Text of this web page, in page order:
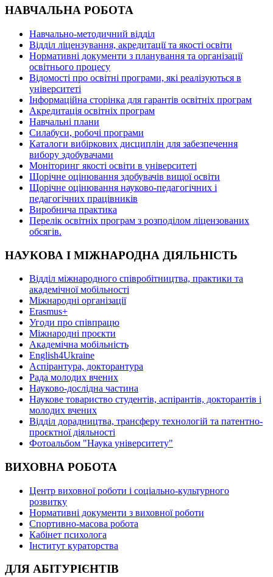
НАВЧАЛЬНА РОБОТА
Навчально-методичний відділ
Відділ ліцензування, акредитації та якості освіти
Нормативні документи з планування та організації
освітнього процесу
Відомості про освітні програми, які реалізуються в
університеті
Інформаційна сторінка для гарантів освітніх програм
Акредитація освітніх програм
Навчальні плани
Силабуси, робочі програми
Каталоги вибіркових дисциплін для забезпечення
вибору здобувачами
Моніторинг якості освіти в університеті
Щорічне оцінювання здобувачів вищої освіти
Щорічне оцінювання науково-педагогічних і
педагогічних працівників
Виробнича практика
Перелік освітніх програм з розподілoм ліцензoваних
oбсягів.
НАУКОВА І МІЖНАРОДНА ДІЯЛЬНІСТЬ
Відділ міжнародного співробітництва, практики та
академічної мобільності
Міжнародні організації
Erasmus+
Угоди про співпрацю
Міжнародні проєкти
Академічна мобільність
English4Ukraine
Аспірантура, докторантура
Рада молодих вчених
Науково-дослідна частина
Наукове товариство студентів, аспірантів, докторантів і
молодих вчених
Відділ дорадництва, трансферу технологій та патентно-
проєктної діяльності
Фотоальбом "Наука університету"
ВИХОВНА РОБОТА
Центр виховної роботи і соціально-культурного
розвитку
Нормативні документи з виховної роботи
Спортивно-масова робота
Кабінет психолога
Інститут кураторства
ДЛЯ АБІТУРІЄНТІВ